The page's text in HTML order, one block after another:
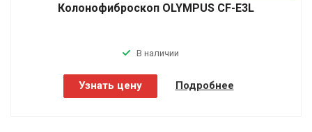
Колонофиброскоп OLYMPUS CF-E3L
В наличии
Узнать цену Подробнее